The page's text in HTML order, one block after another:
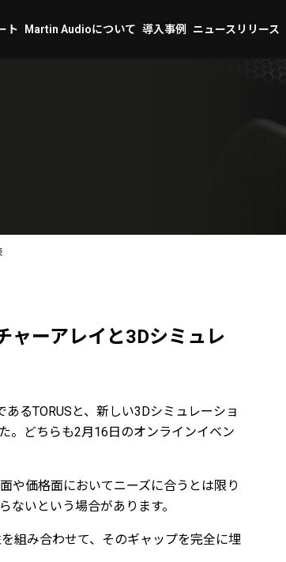
ト Martin Audioについて 導入事例 ニュースリリース
ャーアレイと3Dシミュレ
るTORUSと、新しい3Dシミュレーショ
。どちらも2月16日のオンラインイベン
や価格面においてニーズに合うとは限り
ないという場合があります。
組み合わせて、そのギャップを完全に埋